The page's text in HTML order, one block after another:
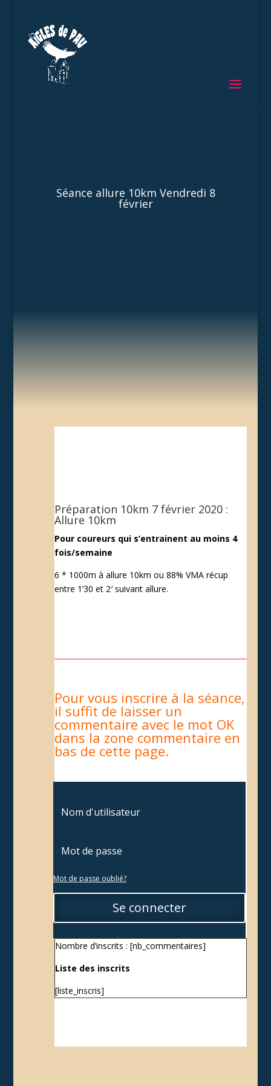
Séance allure 10km Vendredi 8
février
Préparation 10km 7 février 2020 :
Allure 10km
Pour coureurs qui s’entrainent au moins 4
fois/semaine
6 * 1000m à allure 10km ou 88% VMA récup
entre 1’30 et 2′ suivant allure.
Pour vous inscrire à la séance,
il suffit de laisser un
commentaire avec le mot OK
dans la zone commentaire en
bas de cette page.
Mot de passe oublié?
Se connecter
Nombre d’inscrits : [nb_commentaires]
Liste des inscrits
[liste_inscris]